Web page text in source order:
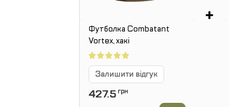
Футболка Combatant
Vortex, хакі
Залишити відгук
427.5 грн
+